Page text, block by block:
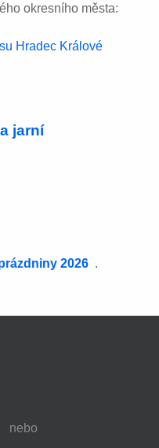
okresního města:
Hradec Králové
jarní
2026 .
nebo